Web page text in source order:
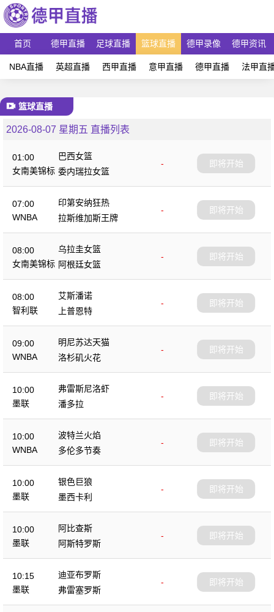
首页 德甲直播 足球直播 篮球直播 德甲录像 德甲资讯
NBA直播 英超直播 西甲直播 意甲直播 德甲直播 法甲直
篮球直播
2026-08-07 星期五 直播列表
01:00
女南美锦标
巴西女篮
-
委内瑞拉女篮
即将开始
07:00
WNBA
印第安纳狂热
-
拉斯维加斯王牌
即将开始
08:00
女南美锦标
乌拉圭女篮
-
阿根廷女篮
即将开始
08:00
智利联
艾斯潘诺
-
上普恩特
即将开始
09:00
WNBA
明尼苏达天猫
-
洛杉矶火花
即将开始
10:00
墨联
弗雷斯尼洛虾
-
潘多拉
即将开始
10:00
WNBA
波特兰火焰
-
多伦多节奏
即将开始
10:00
墨联
银色巨狼
-
墨西卡利
即将开始
10:00
墨联
阿比查斯
-
阿斯特罗斯
即将开始
10:15
墨联
迪亚布罗斯
-
弗雷塞罗斯
即将开始